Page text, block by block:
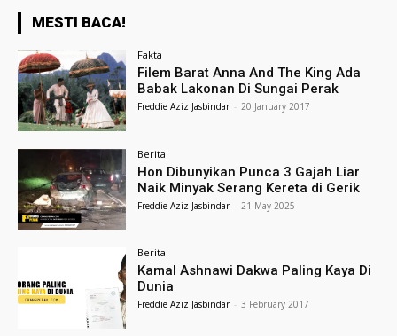
MESTI BACA!
Fakta
Filem Barat Anna And The King Ada
Babak Lakonan Di Sungai Perak
Freddie Aziz Jasbindar - 20 January 2017
Berita
Hon Dibunyikan Punca 3 Gajah Liar
Naik Minyak Serang Kereta di Gerik
Freddie Aziz Jasbindar - 21 May 2025
Berita
Kamal Ashnawi Dakwa Paling Kaya Di
Dunia
Freddie Aziz Jasbindar - 3 February 2017